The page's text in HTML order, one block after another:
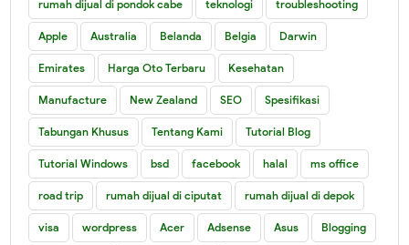
rumah dijual di pondok cabe teknologi troubleshooting
Apple Australia Belanda Belgia Darwin
Emirates Harga Oto Terbaru Kesehatan
Manufacture New Zealand SEO Spesifikasi
Tabungan Khusus Tentang Kami Tutorial Blog
Tutorial Windows bsd facebook halal ms office
road trip rumah dijual di ciputat rumah dijual di depok
visa wordpress Acer Adsense Asus Blogging